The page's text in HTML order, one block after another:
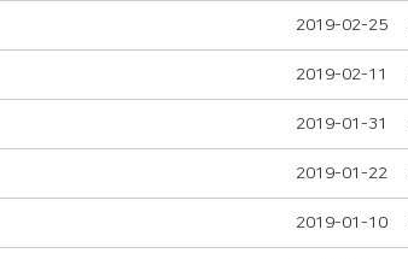
2019-02-25
2019-02-11
2019-01-31
2019-01-22
2019-01-10